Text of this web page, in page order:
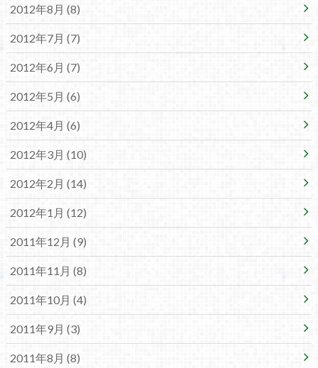
2012年8月 (8)
2012年7月 (7)
2012年6月 (7)
2012年5月 (6)
2012年4月 (6)
2012年3月 (10)
2012年2月 (14)
2012年1月 (12)
2011年12月 (9)
2011年11月 (8)
2011年10月 (4)
2011年9月 (3)
2011年8月 (8)